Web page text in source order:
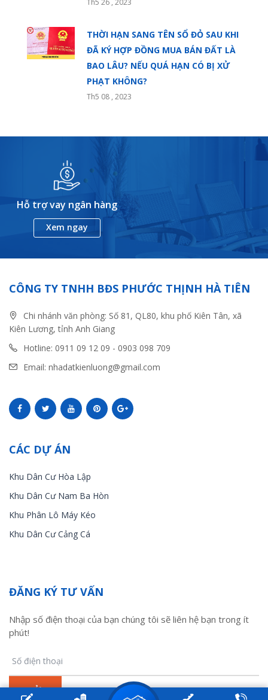
Th5 26 , 2023
THỜI HẠN SANG TÊN SỔ ĐỎ SAU KHI
ĐÃ KÝ HỢP ĐỒNG MUA BÁN ĐẤT LÀ
BAO LÂU? NẾU QUÁ HẠN CÓ BỊ XỬ
PHẠT KHÔNG?
Th5 08 , 2023
Hỗ trợ vay ngân hàng
Xem ngay
CÔNG TY TNHH BĐS PHƯỚC THỊNH HÀ TIÊN
Chi nhánh văn phòng: Số 81, QL80, khu phố Kiên Tân, xã
Kiên Lương, tỉnh Anh Giang
Hotline: 0911 09 12 09 - 0903 098 709
Email: nhadatkienluong@gmail.com
CÁC DỰ ÁN
Khu Dân Cư Hòa Lập
Khu Dân Cư Nam Ba Hòn
Khu Phân Lô Máy Kéo
Khu Dân Cư Cảng Cá
ĐĂNG KÝ TƯ VẤN
Nhập số điện thoại của bạn chúng tôi sẽ liên hệ bạn trong ít
phút!